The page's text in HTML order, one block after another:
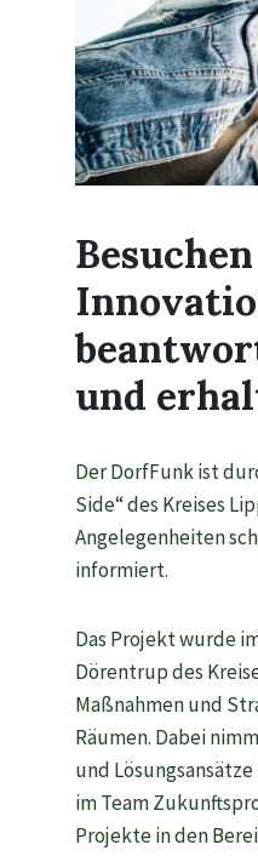
und
Der DorfFunk ist
Side“ des Kreises
Angelegenheiten
informiert.
Das Projekt wurde
Dörentrup des
Maßnahmen und
Räumen. Dabei
und
im Team
Projekte in den